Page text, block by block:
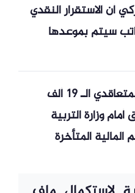
أن الاستقرار النقدي
سيتم بموعدها
وقفة احتجاجية لمتعاقدي الـ 19 ألف
وزارة التربية
المتأخرة